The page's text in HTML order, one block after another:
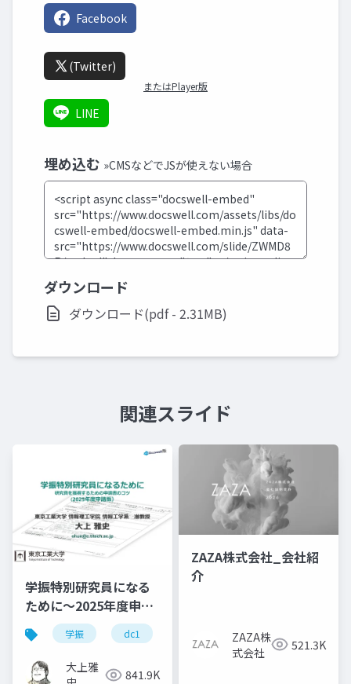
Facebook
(Twitter)
またはPlayer版
LINE
埋め込む »CMSなどでJSが使えない場合
ダウンロード
ダウンロード(pdf - 2.31MB)
関連スライド
学振特別研究員になる
ために～2025年度申請
版
学振 dc1 jsps
大上雅
841.9K
ZAZA株式会社_会社紹
介
ZAZA株
式会社
521.3K